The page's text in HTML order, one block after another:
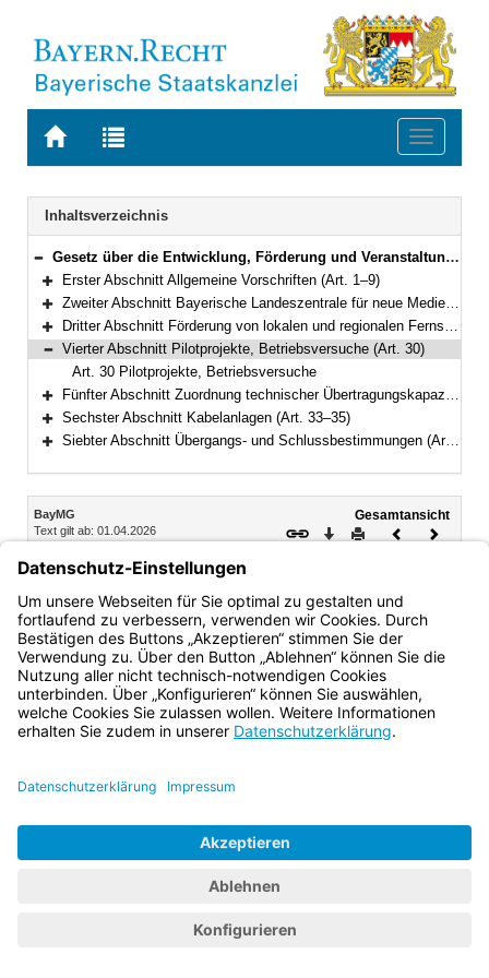
Zur
BAYERN.RECHT
Zur
letzten
Suche
Toggle
Navigation
Inhaltsverzeichnis
Bereich reduzieren
Gesetz über die Entwicklung, Förderung und Veranstaltung privater Rundfunkangebote und anderer Telemedien in Bayern (Bayerisches Mediengesetz – BayMG) in der Fassung der Bekanntmachung vom 22. Oktober 2003 (GVBl. S. 799) BayRS 2251-4-S (Art. 1–39)
Bereich erweitern
Erster Abschnitt Allgemeine Vorschriften (Art. 1–9)
Bereich erweitern
Zweiter Abschnitt Bayerische Landeszentrale für neue Medien (Art. 10–22)
Bereich erweitern
Dritter Abschnitt Förderung von lokalen und regionalen Fernsehangeboten, Organisation und Zulässigkeit von Rundfunkprogrammen (Art. 23–29)
Bereich reduzieren
Vierter Abschnitt Pilotprojekte, Betriebsversuche (Art. 30)
Art. 30 Pilotprojekte, Betriebsversuche
Bereich erweitern
Fünfter Abschnitt Zuordnung technischer Übertragungskapazitäten (Art. 31–32)
Bereich erweitern
Sechster Abschnitt Kabelanlagen (Art. 33–35)
Siebter Abschnitt Übergangs- und Schlussbestimmungen (Art. 36–39)
Inhalt
BayMG
Text gilt ab: 01.04.2026
Gesamtansicht
Download
DruckenVorheriges
Art. 30 Pilotprojekte, Betriebsversuche
Bayern.de
BayernPortal
Impressum